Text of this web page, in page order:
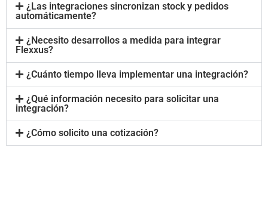
¿Las integraciones sincronizan stock y pedidos
automáticamente?
¿Necesito desarrollos a medida para integrar
Flexxus?
¿Cuánto tiempo lleva implementar una integración?
¿Qué información necesito para solicitar una
integración?
¿Cómo solicito una cotización?